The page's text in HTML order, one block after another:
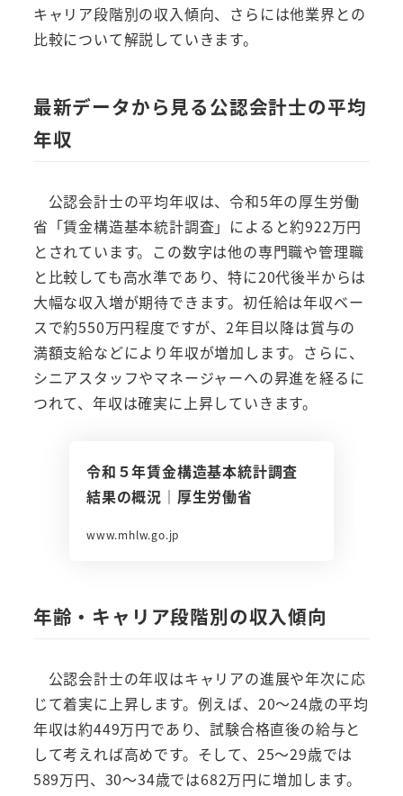
キャリア段階別の収入傾向、さらには他業界との
比較について解説していきます。
最新データから見る公認会計士の平均
年収
公認会計士の平均年収は、令和5年の厚生労働
省「賃金構造基本統計調査」によると約922万円
とされています。この数字は他の専門職や管理職
と比較しても高水準であり、特に20代後半からは
大幅な収入増が期待できます。初任給は年収ベー
スで約550万円程度ですが、2年目以降は賞与の
満額支給などにより年収が増加します。さらに、
シニアスタッフやマネージャーへの昇進を経るに
つれて、年収は確実に上昇していきます。
令和５年賃金構造基本統計調査
結果の概況｜厚生労働省
www.mhlw.go.jp
年齢・キャリア段階別の収入傾向
公認会計士の年収はキャリアの進展や年次に応
じて着実に上昇します。例えば、20～24歳の平均
年収は約449万円であり、試験合格直後の給与と
して考えれば高めです。そして、25～29歳では
589万円、30～34歳では682万円に増加します。